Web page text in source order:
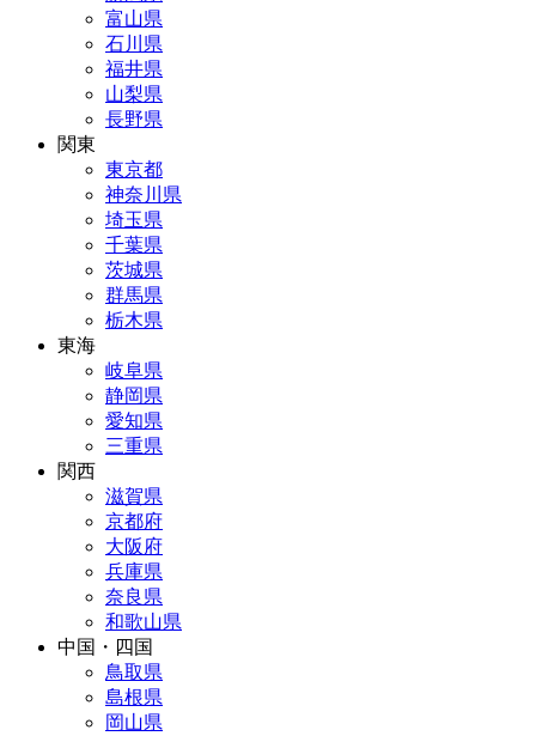
富山県
石川県
福井県
山梨県
長野県
関東
東京都
神奈川県
埼玉県
千葉県
茨城県
群馬県
栃木県
東海
岐阜県
静岡県
愛知県
三重県
関西
滋賀県
京都府
大阪府
兵庫県
奈良県
和歌山県
中国・四国
鳥取県
島根県
岡山県